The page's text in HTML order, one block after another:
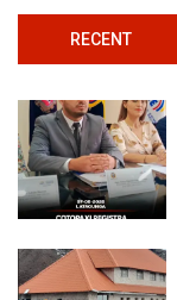
RECENT